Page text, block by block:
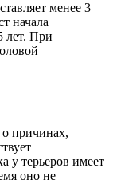
менее 3
начала
лет. При
причинах,
у терьеров имеет
оно не